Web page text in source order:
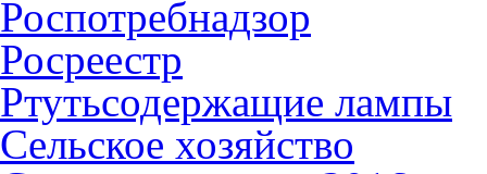
Роспотребнадзор
Росреестр
Ртутьсодержащие лампы
Сельское хозяйство